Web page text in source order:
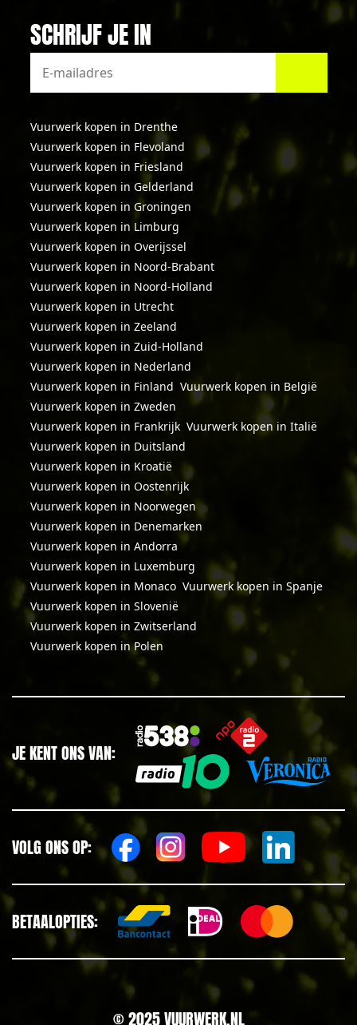
SCHRIJF JE IN
Vuurwerk kopen in Drenthe
Vuurwerk kopen in Flevoland
Vuurwerk kopen in Friesland
Vuurwerk kopen in Gelderland
Vuurwerk kopen in Groningen
Vuurwerk kopen in Limburg
Vuurwerk kopen in Overijssel
Vuurwerk kopen in Noord-Brabant
Vuurwerk kopen in Noord-Holland
Vuurwerk kopen in Utrecht
Vuurwerk kopen in Zeeland
Vuurwerk kopen in Zuid-Holland
Vuurwerk kopen in Nederland
Vuurwerk kopen in Finland Vuurwerk kopen in België
Vuurwerk kopen in Zweden
Vuurwerk kopen in Frankrijk Vuurwerk kopen in Italië
Vuurwerk kopen in Duitsland
Vuurwerk kopen in Kroatië
Vuurwerk kopen in Oostenrijk
Vuurwerk kopen in Noorwegen
Vuurwerk kopen in Denemarken
Vuurwerk kopen in Andorra
Vuurwerk kopen in Luxemburg
Vuurwerk kopen in Monaco Vuurwerk kopen in Spanje
Vuurwerk kopen in Slovenië
Vuurwerk kopen in Zwitserland
Vuurwerk kopen in Polen
JE KENT ONS VAN:
VOLG ONS OP:
BETAALOPTIES:
© 2025 VUURWERK.NL